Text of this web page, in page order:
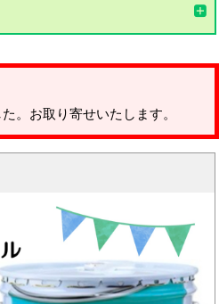
。お取り寄せいたします。